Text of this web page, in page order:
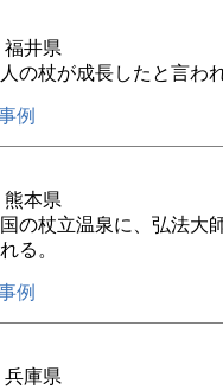
福井県
の杖が成長したと言わ
例
熊本県
の杖立温泉に、弘法大
る。
例
兵庫県